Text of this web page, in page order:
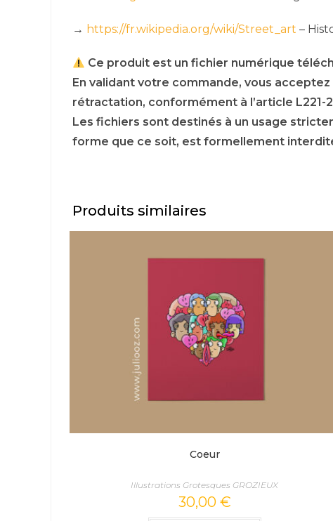
→ https://fr.wikipedia.org/wiki/Street_art –
Ce produit est un fichier numérique
En validant votre commande, vous
rétractation, conformément à l’article L221-
Les fichiers sont destinés à un usage
forme que ce soit, est formellement
Produits similaires
Coeur
Illustrations Grotesques GROZIEUX
30,00 €